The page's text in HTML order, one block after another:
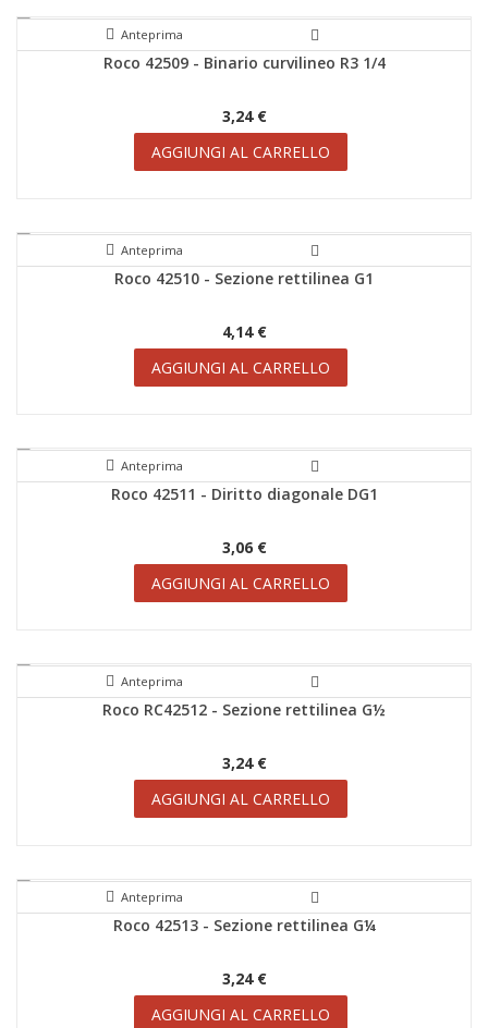
Anteprima
Roco 42509 - Binario curvilineo R3 1/4
3,24 €
AGGIUNGI AL CARRELLO
Anteprima
Roco 42510 - Sezione rettilinea G1
4,14 €
AGGIUNGI AL CARRELLO
Anteprima
Roco 42511 - Diritto diagonale DG1
3,06 €
AGGIUNGI AL CARRELLO
Anteprima
Roco RC42512 - Sezione rettilinea G½
3,24 €
AGGIUNGI AL CARRELLO
Anteprima
Roco 42513 - Sezione rettilinea G¼
3,24 €
AGGIUNGI AL CARRELLO